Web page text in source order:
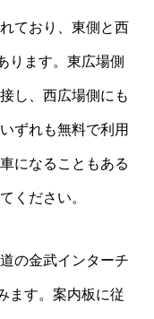
ており、東側と西
ります。東広場側
し、西広場側にも
ずれも無料で利用
になることもある
ください。
の金武インターチ
ます。案内板に従